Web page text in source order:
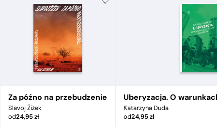
Za późno na przebudzenie
Slavoj Žižek
od24,95zł
Uberyzacja. O
Katarzyna Duda
od24,95zł